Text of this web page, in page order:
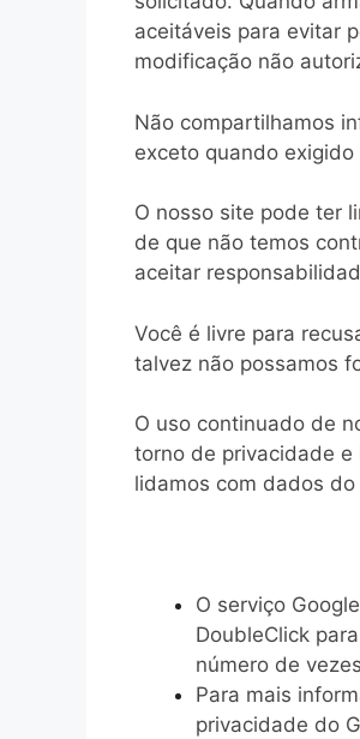
aceitáveis ​​para evitar
modificação não
Não compartilhamos
exceto quando exigido
O nosso site pode ter
de que não temos
aceitar
Você é livre para
talvez não possamos
O uso continuado de
torno de privacidade e
lidamos com dados
O serviço
DoubleClick
número de
Para mais
privacidade do